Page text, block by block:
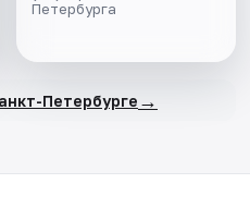
Петербурга
Петербурге →